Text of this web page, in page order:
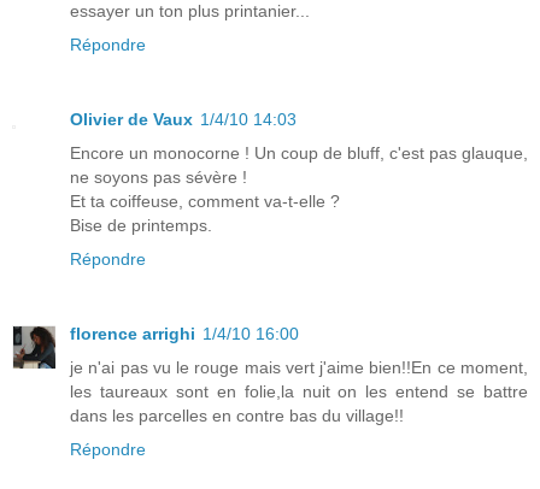
essayer un ton plus printanier...
Répondre
Olivier de Vaux 1/4/10 14:03
Encore un monocorne ! Un coup de bluff, c'est pas glauque,
ne soyons pas sévère !
Et ta coiffeuse, comment va-t-elle ?
Bise de printemps.
Répondre
florence arrighi 1/4/10 16:00
je n'ai pas vu le rouge mais vert j'aime bien!!En ce moment,
les taureaux sont en folie,la nuit on les entend se battre
dans les parcelles en contre bas du village!!
Répondre